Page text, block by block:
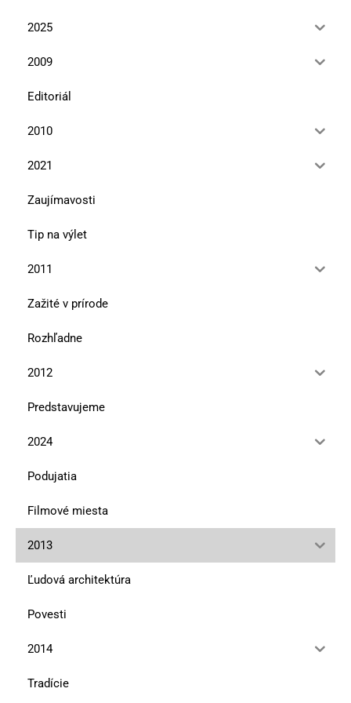
2025
2009
Editoriál
2010
2021
Zaujímavosti
Tip na výlet
2011
Zažité v prírode
Rozhľadne
2012
Predstavujeme
2024
Podujatia
Filmové miesta
2013
Ľudová architektúra
Povesti
2014
Tradície